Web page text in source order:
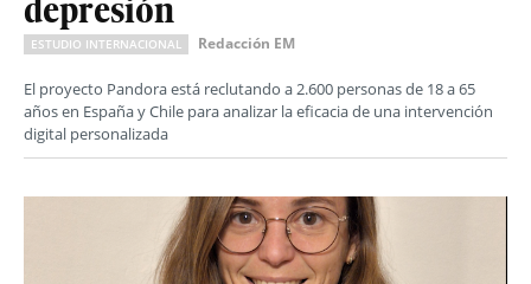
depresión
ESTUDIO INTERNACIONAL Redacción EM
El proyecto Pandora está reclutando a 2.600 personas de 18 a 65
años en España y Chile para analizar la eficacia de una intervención
digital personalizada